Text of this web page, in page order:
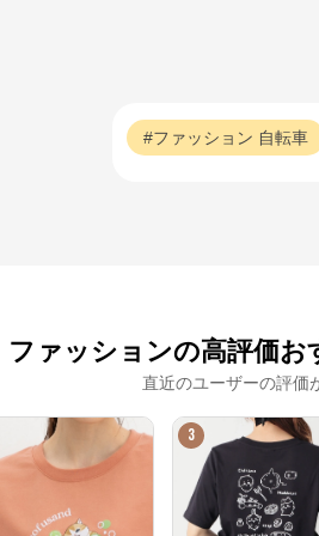
ファッション 自転車
ファッションの高評価
直近のユーザーの評価
3